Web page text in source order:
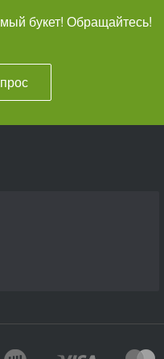
букет! Обращайтесь!